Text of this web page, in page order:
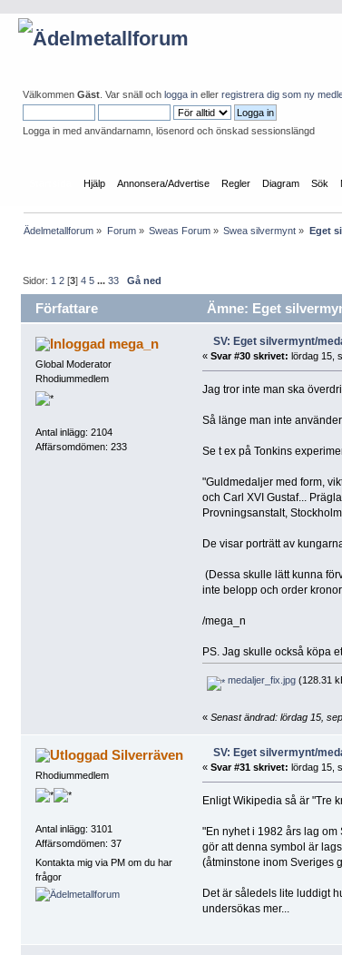
Välkommen Gäst . Var snäll och logga in eller registrera dig som ny
Logga in med användarnamn, lösenord och önskad sessionslängd
Hjälp Annonsera/Advertise Regler Diagram Sök
Ädelmetallforum » Forum» Sweas Forum» Swea silvermynt » Eget
Sidor: 1 2 [3]4 5 ...33 Gå ned
Författare Ämne: Eget
mega_n
Global Moderator
Rhodiummedlem
Antal inlägg: 2104
Affärsomdömen: 233
SV: Eget silvermynt/
« Svar #30 skrivet: lördag 15,
Jag tror inte man ska
Så länge man inte
Se t ex på Tonkins
"Guldmedaljer med form,
och Carl XVI Gustaf...
Provningsanstalt,
De visar porträtt av
(Dessa skulle lätt kunna
inte belopp och order
/mega_n
PS. Jag skulle också köpa
medaljer_fix.jpg(128.31
« Senast ändrad: lördag 15,
Silverräven
Rhodiummedlem
Antal inlägg: 3101
Affärsomdömen: 37
Kontakta mig via PM om du har
frågor
SV: Eget silvermynt/
« Svar #31 skrivet: lördag 15,
Enligt Wikipedia så är "Tre
"En nyhet i 1982 års lag om
gör att denna symbol är
(åtminstone inom Sveriges
Det är såledels lite luddigt
undersökas mer...